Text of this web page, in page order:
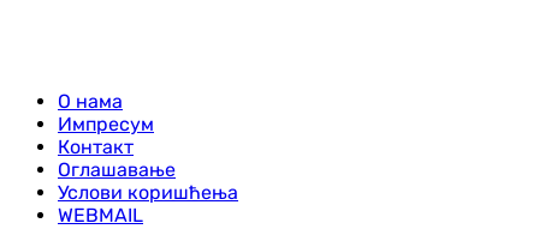
О нама
Импресум
Контакт
Оглашавање
Услови коришћења
WEBMAIL